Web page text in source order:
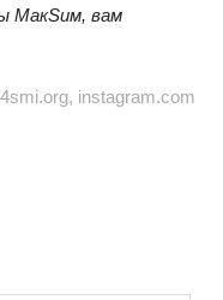
МакSим, вам
instagram.com